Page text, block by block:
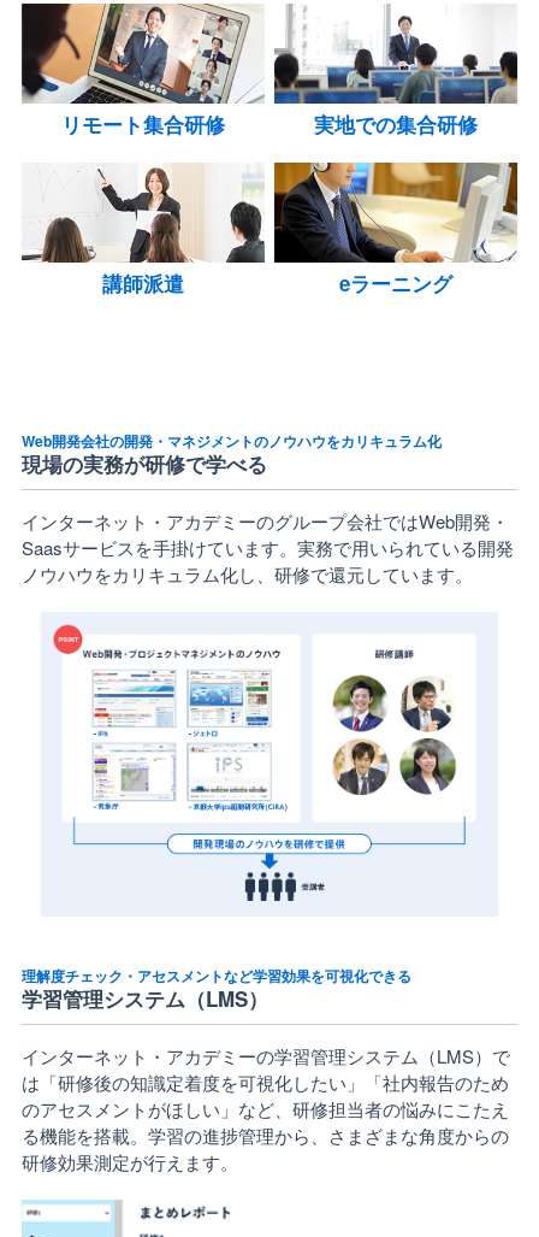
リモート集合研修 実地での集合研修
講師派遣 eラーニング
Web開発会社の開発・マネジメントのノウハウをカリキュラム化
現場の実務が研修で学べる
インターネット・アカデミーのグループ会社ではWeb開発・
Saasサービスを手掛けています。実務で用いられている開発
ノウハウをカリキュラム化し、研修で還元しています。
理解度チェック・アセスメントなど学習効果を可視化できる
学習管理システム（LMS）
インターネット・アカデミーの学習管理システム（LMS）で
は「研修後の知識定着度を可視化したい」「社内報告のため
のアセスメントがほしい」など、研修担当者の悩みにこたえ
る機能を搭載。学習の進捗管理から、さまざまな角度からの
研修効果測定が行えます。